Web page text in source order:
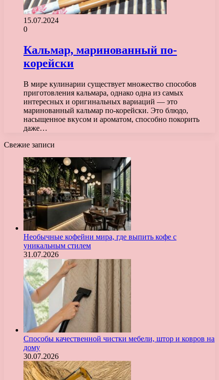
15.07.2024
0
Кальмар, маринованный по-
корейски
В мире кулинарии существует множество способов
приготовления кальмара, однако одна из самых
интересных и оригинальных вариаций — это
маринованный кальмар по-корейски. Это блюдо,
насыщенное вкусом и ароматом, способно покорить
даже…
Свежие записи
Необычные кофейни мира, где выпить кофе с
уникальным стилем
31.07.2026
Способы качественной чистки мебели, штор и ковров на
дому
30.07.2026